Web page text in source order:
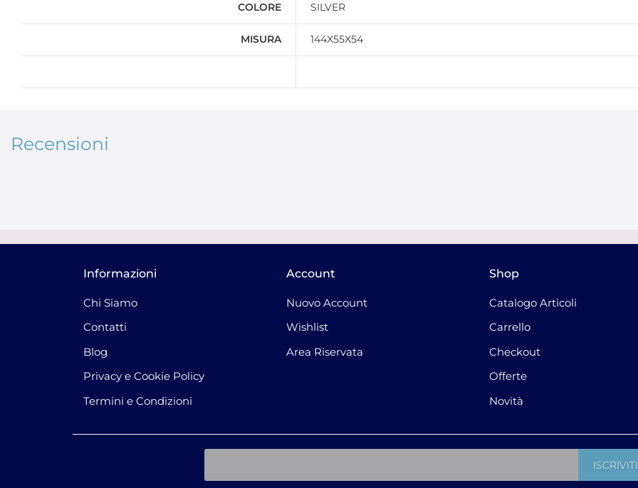
COLORE SILVER
MISURA 144X55X54
Recensioni
Informazioni
Chi Siamo
Contatti
Blog
Privacy e Cookie Policy
Termini e Condizioni
Account
Nuovo Account
Wishlist
Area Riservata
Shop
Catalogo Articoli
Carrello
Checkout
Offerte
Novità